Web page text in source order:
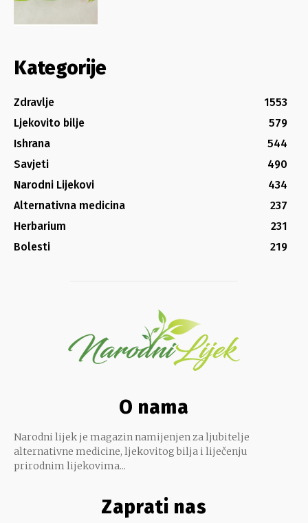
Kategorije
Zdravlje
1553
Ljekovito bilje
579
Ishrana
544
Savjeti
490
Narodni Lijekovi
434
Alternativna medicina
237
Herbarium
231
Bolesti
219
O nama
Narodni lijek je magazin namijenjen za ljubitelje
alternativne medicine, ljekovitog bilja i liječenju
prirodnim lijekovima...
Zaprati nas